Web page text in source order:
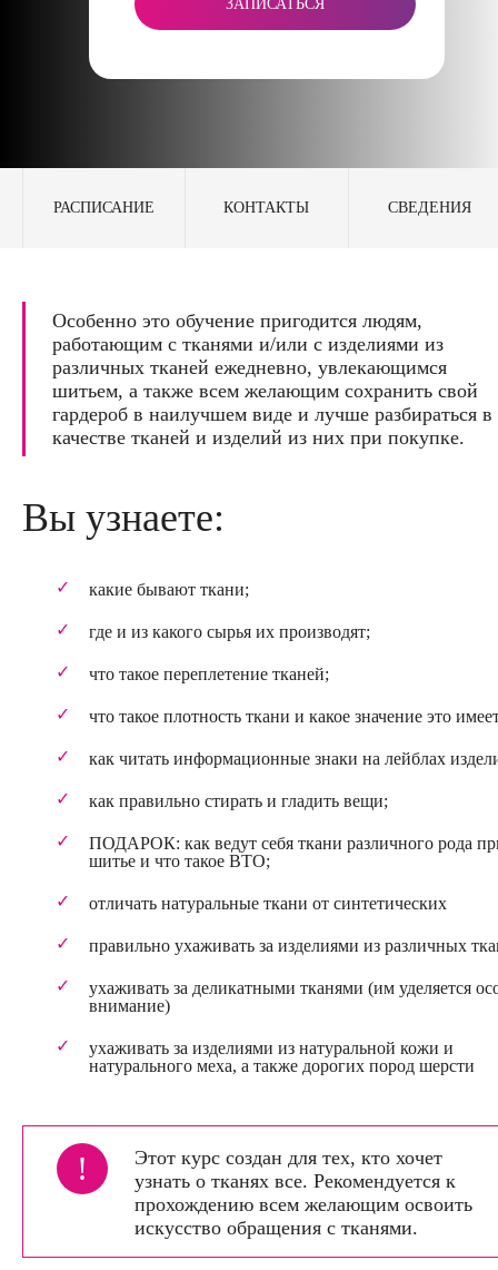
ЗАПИСАТЬСЯ
РАСПИСАНИЕ КОНТАКТЫ СВЕДЕНИЯ
Особенно это обучение пригодится людям,
работающим с тканями и/или с изделиями из
различных тканей ежедневно, увлекающимся
шитьем, а также всем желающим сохранить свой
гардероб в наилучшем виде и лучше разбираться в
качестве тканей и изделий из них при покупке.
Вы узнаете:
какие бывают ткани;
где и из какого сырья их производят;
что такое переплетение тканей;
что такое плотность ткани и какое значение это
как читать информационные знаки на лейблах
как правильно стирать и гладить вещи;
ПОДАРОК: как ведут себя ткани различного рода
шитье и что такое ВТО;
отличать натуральные ткани от синтетических
правильно ухаживать за изделиями из различных
ухаживать за деликатными тканями (им уделяется
внимание)
ухаживать за изделиями из натуральной кожи и
натурального меха, а также дорогих пород шерсти
!
Этот курс создан для тех, кто хочет
узнать о тканях все. Рекомендуется к
прохождению всем желающим освоить
искусство обращения с тканями.